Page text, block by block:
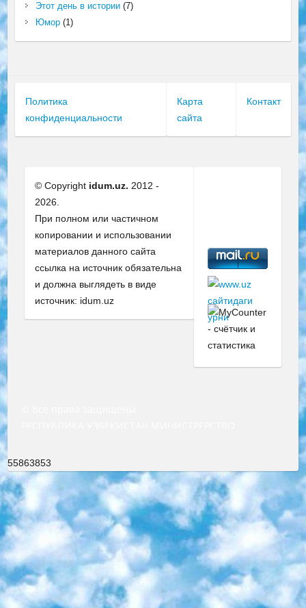
Этот день в истории(7)
Юмор(1)
Политика
конфиденциальности
Карта
сайта
Контакт
© Copyright idum.uz. 2012 -
2026.
При полном или частичном
копировании и использовании
материалов данного сайта
ссылка на источник обязательна
и должна выглядеть в виде
источник: idum.uz
55863853